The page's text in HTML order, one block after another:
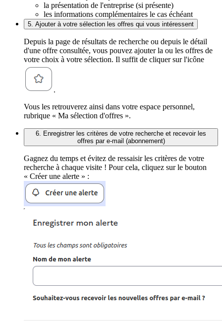
la présentation de l'entreprise (si présente)
les informations complémentaires le cas échéant
5. Ajouter à votre sélection les offres qui vous intéressent
Depuis la page de résultats de recherche ou depuis le détail
d'une offre consultée, vous pouvez ajouter la ou les offres de
votre choix à votre sélection. Il suffit de cliquer sur l'icône
.
Vous les retrouverez ainsi dans votre espace personnel,
rubrique « Ma sélection d'offres ».
6. Enregistrer les critères de votre recherche et recevoir les
offres par e-mail (abonnement)
Gagnez du temps et évitez de ressaisir les critères de votre
recherche à chaque visite ! Pour cela, cliquez sur le bouton
« Créer une alerte » :